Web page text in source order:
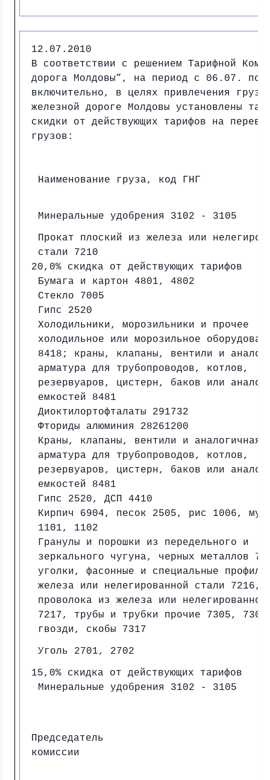
12.07.2010
В соответствии с решением Тарифной
дорога Молдовы”, на период с 06.07. по
включительно, в целях привлечения
железной дороге Молдовы установлены
скидки от действующих тарифов на
грузов:
Наименование груза, код ГНГ
Минеральные удобрения 3102 - 3105
Прокат плоский из железа или
стали 7210
20,0% скидка от действующих тарифов
Бумага и картон 4801, 4802
Стекло 7005
Гипс 2520
Холодильники, морозильники и прочее
холодильное или морозильное
8418; краны, клапаны, вентили и
арматура для трубопроводов, котлов,
резервуаров, цистерн, баков или
емкостей 8481
Диоктилортофталаты 291732
Фториды алюминия 28261200
Краны, клапаны, вентили и аналогичная
арматура для трубопроводов, котлов,
резервуаров, цистерн, баков или
емкостей 8481
Гипс 2520, ДСП 4410
Кирпич 6904, песок 2505, рис 1006,
1101, 1102
Гранулы и порошки из передельного и
зеркального чугуна, черных металлов
уголки, фасонные и специальные
железа или нелегированной стали 7216,
проволока из железа или
7217, трубы и трубки прочие 7305,
гвозди, скобы 7317
Уголь 2701, 2702
15,0% скидка от действующих тарифов
Минеральные удобрения 3102 - 3105
Председатель
комиссии